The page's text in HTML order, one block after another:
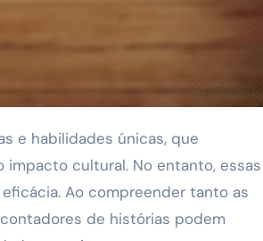
cultural. No entanto, essas
Ao compreender tanto as
de histórias podem